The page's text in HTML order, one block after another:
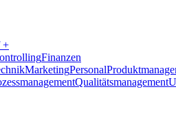
+
Finanzen
MarketingPersonal
Qualitätsmanagement